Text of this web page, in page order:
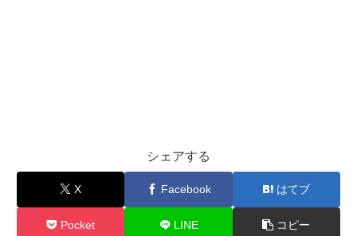
シェアする
X Facebook はてブ
Pocket LINE コピー